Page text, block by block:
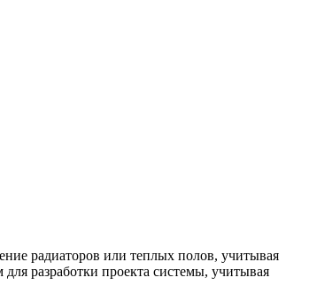
радиаторов или теплых полов, учитывая
разработки проекта системы, учитывая